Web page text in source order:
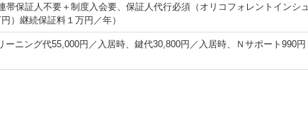
保証人不要＋制度入会要、保証人代行必須（オリコフォレントインシュ
）継続保証料１万円／年）
ニング代55,000円／入居時、鍵代30,800円／入居時、Ｎサポート990円